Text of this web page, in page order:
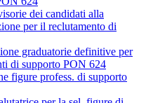
dei candidati alla
per il reclutamento di
graduatorie definitive per
di supporto PON 624
figure profess. di supporto